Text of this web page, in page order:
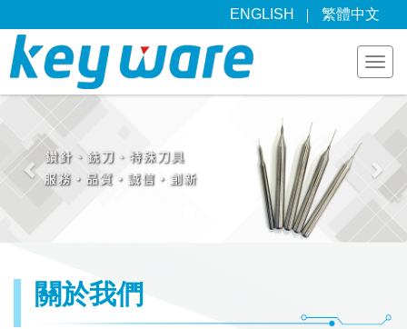
繁體中文
ENGLISH
關於我們